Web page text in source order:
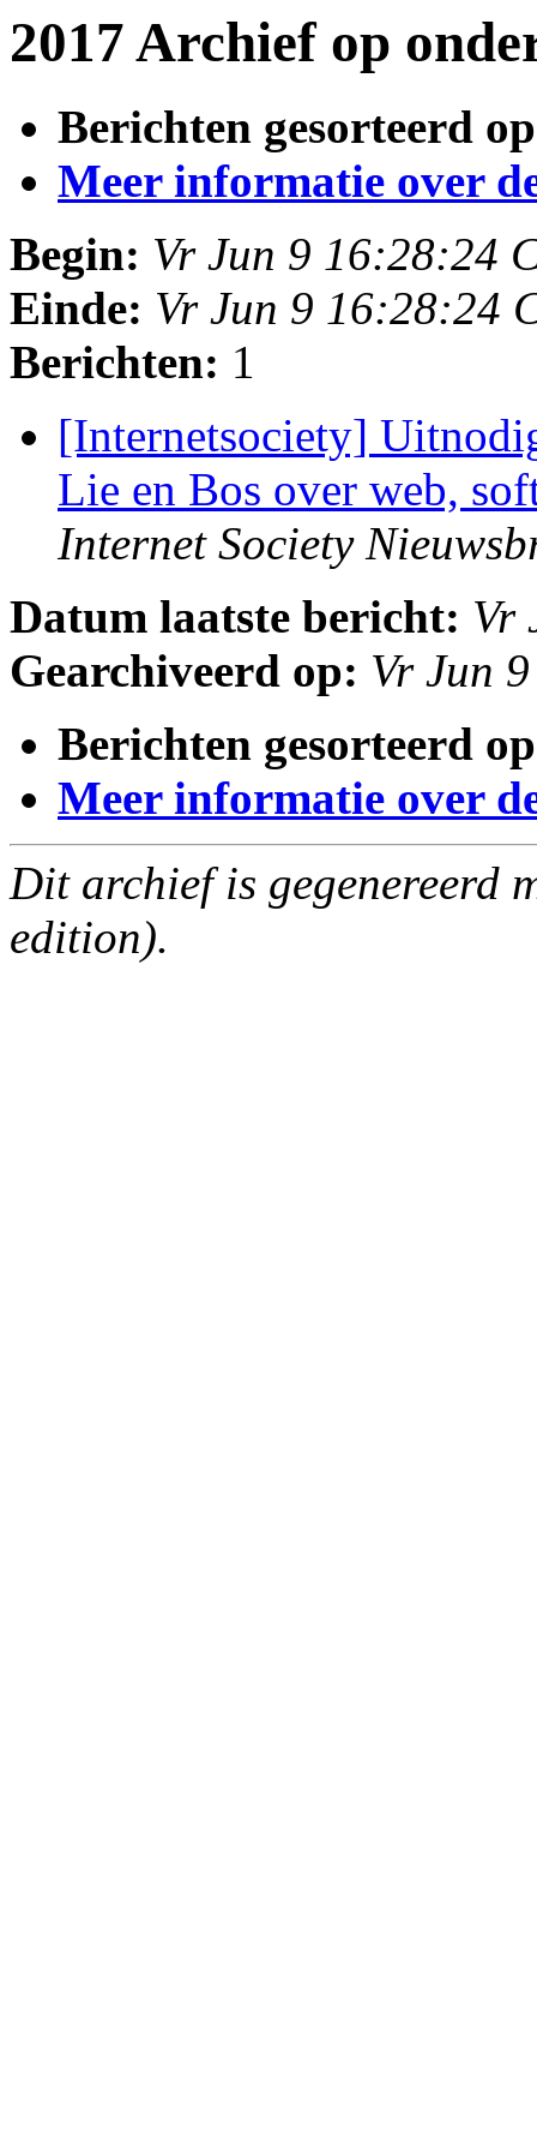
2017 Archief op
Berichten gesorteerd
Meer informatie over
Begin: Vr Jun 9 16:28:24
Einde: Vr Jun 9 16:28:24
Berichten: 1
[Internetsociety]
Lie en Bos over web,
Internet Society
Datum laatste bericht: Vr
Gearchiveerd op: Vr Jun
Berichten gesorteerd
Meer informatie over
Dit archief is gegenereerd
edition).